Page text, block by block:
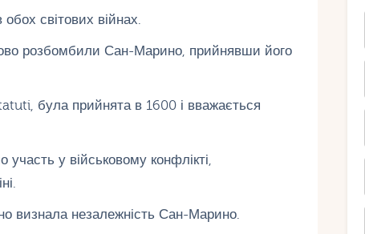
світових війнах.
розбомбили Сан-Марино, прийнявши його
була прийнята в 1600 і вважається
у військовому конфлікті,
визнала незалежність Сан-Марино.